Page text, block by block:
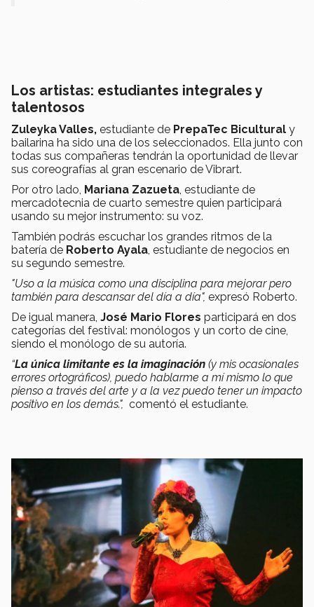
Los artistas: estudiantes integrales y
talentosos
Zuleyka Valles, estudiante de PrepaTec Bicultural y
bailarina ha sido una de los seleccionados. Ella junto con
todas sus compañeras tendrán la oportunidad de llevar
sus coreografías al gran escenario de Vibrart.
Por otro lado, Mariana Zazueta , estudiante de
mercadotecnia de cuarto semestre quien participará
usando su mejor instrumento: su voz.
También podrás escuchar los grandes ritmos de la
batería de Roberto Ayala , estudiante de negocios en
su segundo semestre.
"Uso a la música como una disciplina para mejorar pero
también para descansar del día a día", expresó Roberto.
De igual manera, José Mario Flores participará en dos
categorías del festival: monólogos y un corto de cine,
siendo el monólogo de su autoría.
“La única limitante es la imaginación (y mis ocasionales
errores ortográficos), puedo hablarme a mí mismo lo que
pienso a través del arte y a la vez puedo tener un impacto
positivo en los demás.", comentó el estudiante.